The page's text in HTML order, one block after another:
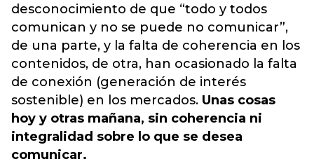
desconocimiento de que “todo y todos
comunican y no se puede no comunicar”,
de una parte, y la falta de coherencia en los
contenidos, de otra, han ocasionado la falta
de conexión (generación de interés
sostenible) en los mercados. Unas cosas
hoy y otras mañana, sin coherencia ni
integralidad sobre lo que se desea
comunicar.